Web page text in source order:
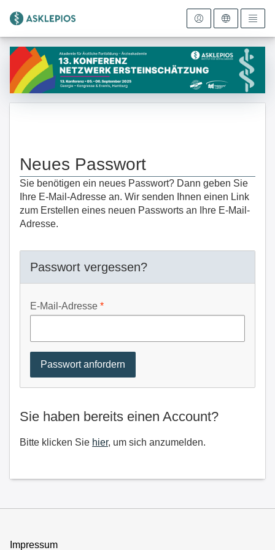
Zur Startseite
Neues Passwort
Sie benötigen ein neues Passwort? Dann geben Sie
Ihre E-Mail-Adresse an. Wir senden Ihnen einen Link
zum Erstellen eines neuen Passworts an Ihre E-Mail-
Adresse.
Passwort vergessen?
E-Mail-Adresse
Sie haben bereits einen Account?
Bitte klicken Sie hier, um sich anzumelden.
Impressum